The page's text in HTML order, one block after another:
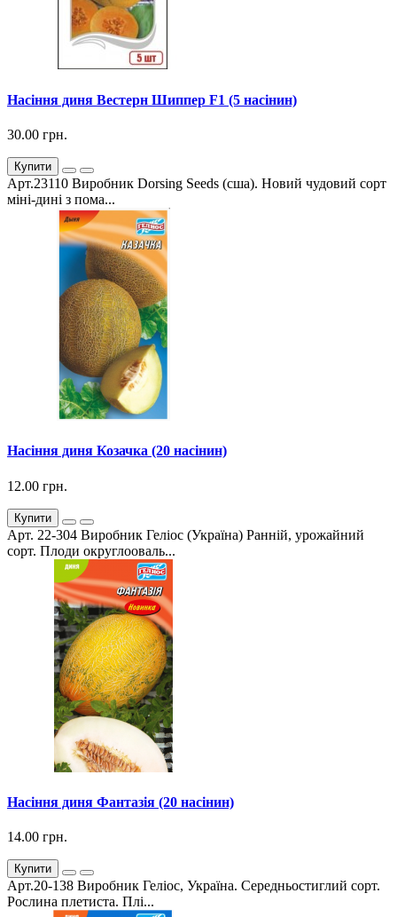
Насіння диня Вестерн Шиппер F1 (5 насінин)
30.00 грн.
Купити
Арт.23110 Виробник Dorsing Seeds (сша). Новий чудовий сорт
міні-дині з пома...
Насіння диня Козачка (20 насінин)
12.00 грн.
Купити
Арт. 22-304 Виробник Геліос (Україна) Ранній, урожайний
сорт. Плоди округлооваль...
Насіння диня Фантазія (20 насінин)
14.00 грн.
Купити
Арт.20-138 Виробник Геліос, Україна. Середньостиглий сорт.
Рослина плетиста. Плі...